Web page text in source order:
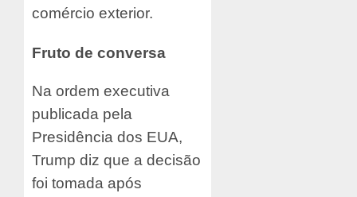
comércio exterior.
Fruto de conversa
Na ordem executiva
publicada pela
Presidência dos EUA,
Trump diz que a decisão
foi tomada após